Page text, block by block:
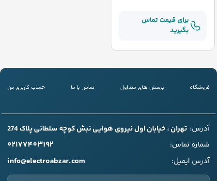
برای قیمت تماس
بگیرید
فروشگاه پرسش های متداول تماس با ما حساب کاربری من
آدرس: تهران ، خیابان اول نیروی هوایی نبش کوچه سلطانی پلاک 274
شماره تماس:
۰۲۱۷۷۴۰۳۱۹۲
آدرس ایمیل: info@electroabzar.com